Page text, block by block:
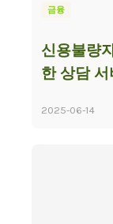
금융
신용불량
한 상담 서
2025-06-14